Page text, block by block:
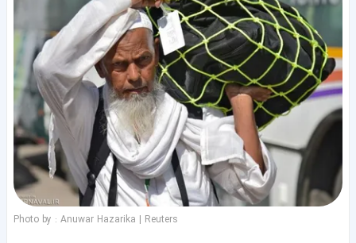
Photo by : Anuwar Hazarika | Reuters